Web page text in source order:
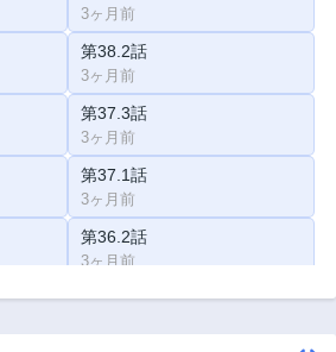
3ヶ月前
第38.2話
3ヶ月前
第37.3話
3ヶ月前
第37.1話
3ヶ月前
第36.2話
3ヶ月前
第35.3話